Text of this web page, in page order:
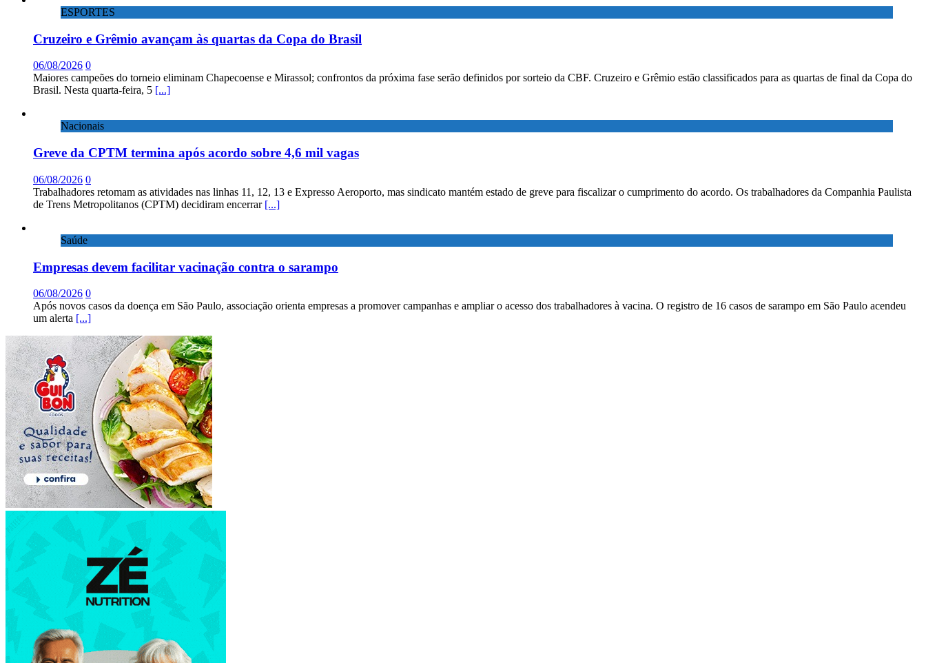
ESPORTES
Cruzeiro e Grêmio avançam às quartas da Copa do Brasil
06/08/2026 0
Maiores campeões do torneio eliminam Chapecoense e Mirassol; confrontos da próxima fase serão definidos por sorteio da CBF. Cruzeiro e Grêmio estão classificados para as quartas de final da Copa do
Brasil. Nesta quarta-feira, 5 [...]
Nacionais
Greve da CPTM termina após acordo sobre 4,6 mil vagas
06/08/2026 0
Trabalhadores retomam as atividades nas linhas 11, 12, 13 e Expresso Aeroporto, mas sindicato mantém estado de greve para fiscalizar o cumprimento do acordo. Os trabalhadores da Companhia Paulista
de Trens Metropolitanos (CPTM) decidiram encerrar [...]
Saúde
Empresas devem facilitar vacinação contra o sarampo
06/08/2026 0
Após novos casos da doença em São Paulo, associação orienta empresas a promover campanhas e ampliar o acesso dos trabalhadores à vacina. O registro de 16 casos de sarampo em São Paulo acendeu
um alerta [...]